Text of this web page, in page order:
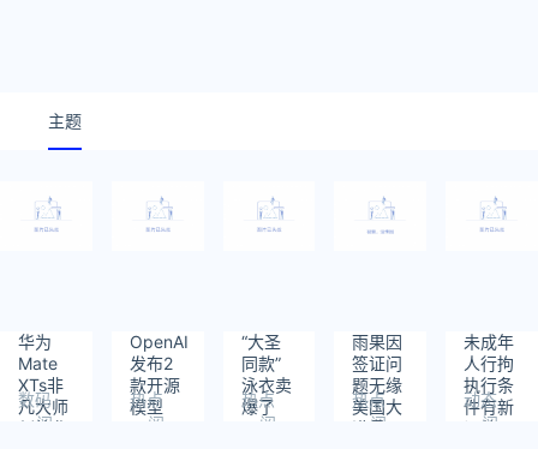
主题
华为
Mate
XTs非
凡大师
刘德华
数码
阅
OpenAI
发布2
款开源
模型
热点
阅
“大圣
同款”
泳衣卖
爆了
热点
阅
雨果因
签证问
题无缘
美国大
满贯
热点
阅
未成年
人行拘
执行条
件有新
调整
动态
阅